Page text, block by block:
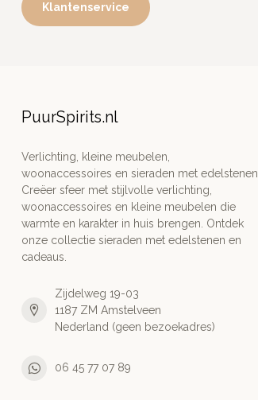
Klantenservice
PuurSpirits.nl
Verlichting, kleine meubelen,
woonaccessoires en sieraden met edelstenen
Creëer sfeer met stijlvolle verlichting,
woonaccessoires en kleine meubelen die
warmte en karakter in huis brengen. Ontdek
onze collectie sieraden met edelstenen en
cadeaus.
Zijdelweg 19-03
1187 ZM Amstelveen
Nederland (geen bezoekadres)
06 45 77 07 89